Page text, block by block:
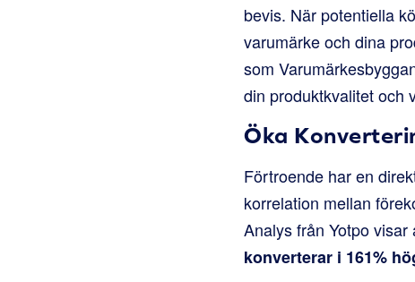
bevis. När potentiella
varumärke och dina
som
din produktkvalitet och
Öka
Förtroende har en
korrelation mellan
Analys från Yotpo
konverterar i 161%